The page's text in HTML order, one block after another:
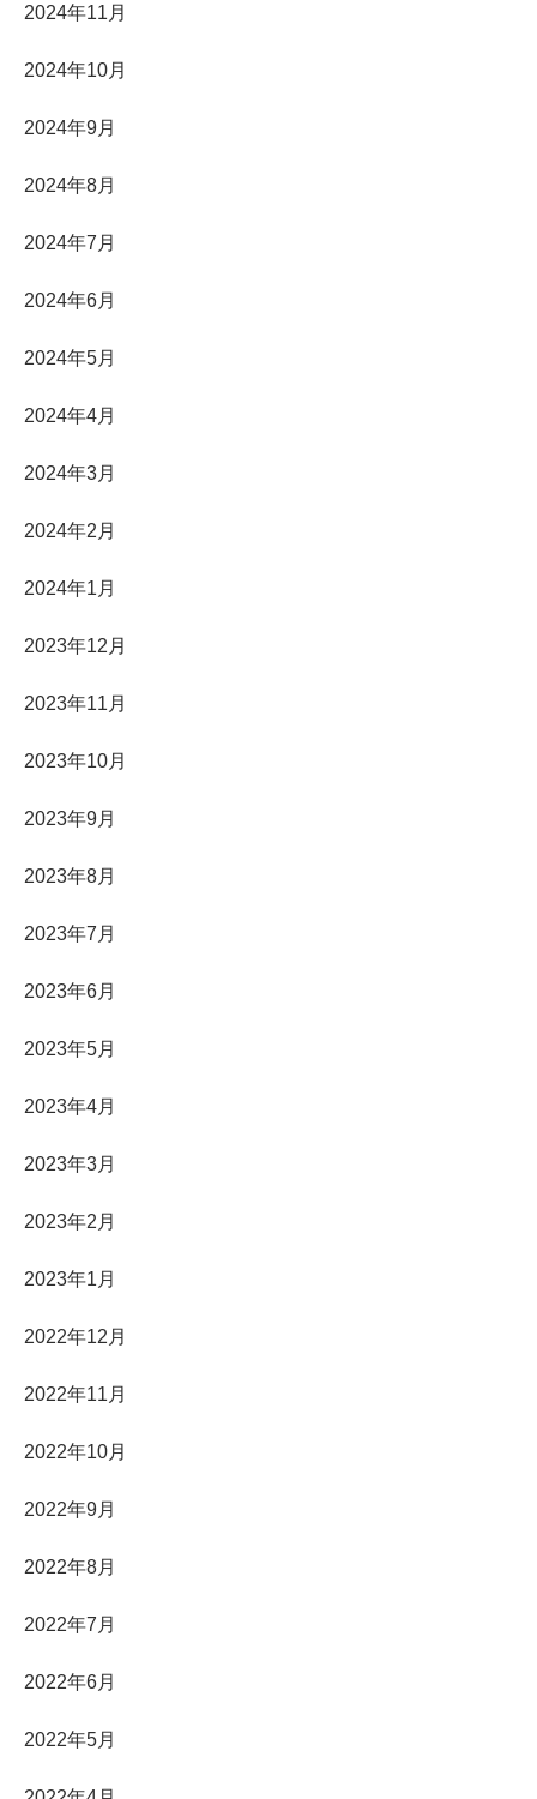
2024年11月
2024年10月
2024年9月
2024年8月
2024年7月
2024年6月
2024年5月
2024年4月
2024年3月
2024年2月
2024年1月
2023年12月
2023年11月
2023年10月
2023年9月
2023年8月
2023年7月
2023年6月
2023年5月
2023年4月
2023年3月
2023年2月
2023年1月
2022年12月
2022年11月
2022年10月
2022年9月
2022年8月
2022年7月
2022年6月
2022年5月